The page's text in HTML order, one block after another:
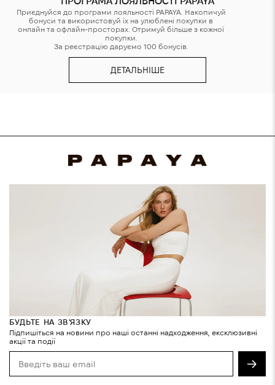
Приєднуйся до програми лояльності PAPAYA. Накопичуй
бонуси та використовуй їх на улюблені покупки в
онлайн та офлайн-просторах. Отримуй більше з кожної
покупки.
За реєстрацію даруємо 100 бонусів.
ДЕТАЛЬНІШЕ
БУДЬТЕ НА ЗВ'ЯЗКУ
Підпишіться на новини про наші останні надходження, ексклюзивні
акції та події